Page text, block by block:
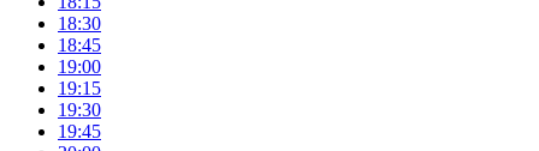
18:30
18:45
19:00
19:15
19:30
19:45